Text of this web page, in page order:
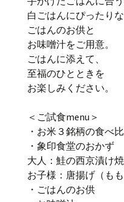
白ごはんにぴったりな
ごはんのお供と
お味噌汁をご用意。
ごはんに添えて、
至福のひとときを
お楽しみください。
＜ご試食menu＞
・お米３銘柄の食べ
・象印食堂のおかず
大人：鮭の西京漬け
お子様：唐揚げ（も
・ごはんのお供